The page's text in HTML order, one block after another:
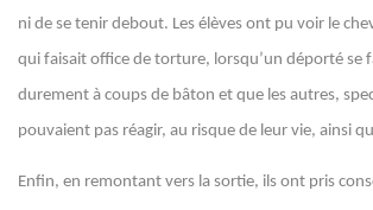
ni de se tenir debout. Les élèves ont pu voir le
qui faisait office de torture, lorsqu’un déporté se
durement à coups de bâton et que les autres,
pouvaient pas réagir, au risque de leur vie, ainsi
Enfin, en remontant vers la sortie, ils ont pris